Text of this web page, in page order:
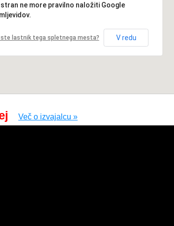
stran ne more pravilno naložiti Google
ste lastnik tega spletnega mesta? V redu
Več o izvajalcu »